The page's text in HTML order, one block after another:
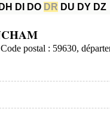
DH DI DO DR DU DY DZ
Code postal : 59630,